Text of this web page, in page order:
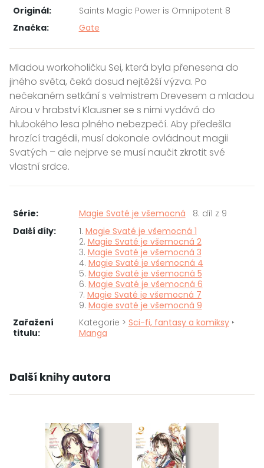
Originál:
Saints Magic Power is Omnipotent 8
Značka:
Gate
Mladou workoholičku Sei, která byla přenesena do
jiného světa, čeká dosud nejtěžší výzva. Po
nečekaném setkání s velmistrem Drevesem a mladou
Airou v hrabství Klausner se s nimi vydává do
hlubokého lesa plného nebezpečí. Aby předešla
hrozící tragédii, musí dokonale ovládnout magii
Svatých – ale nejprve se musí naučit zkrotit své
vlastní srdce.
Série: Magie Svaté je všemocná
8. díl z 9
Další díly:
1. Magie Svaté je všemocná 1
2. Magie Svaté je všemocná 2
3. Magie Svaté je všemocná 3
4. Magie Svaté je všemocná 4
5. Magie Svaté je všemocná 5
6. Magie Svaté je všemocná 6
7. Magie Svaté je všemocná 7
9. Magie svaté je všemocná 9
Zařažení
titulu:
Kategorie > Sci-fi, fantasy a komiksy‣
Manga
Další knihy autora